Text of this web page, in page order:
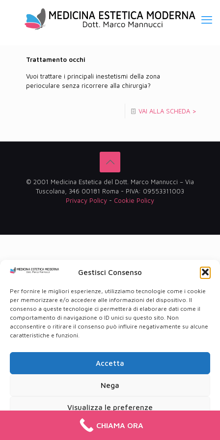
Gestisci Consenso
Per fornire le migliori esperienze, utilizziamo tecnologie come i cookie
per memorizzare e/o accedere alle informazioni del dispositivo. Il
consenso a queste tecnologie ci permetterà di elaborare dati come il
comportamento di navigazione o ID unici su questo sito. Non
acconsentire o ritirare il consenso può influire negativamente su alcune
caratteristiche e funzioni.
Accetta
Nega
Visualizza le preferenze
Cookie PolicyPrivacy Policy
Trattamento occhi
Vuoi trattare i principali inestetismi della zona
perioculare senza ricorrere alla chirurgia?
VAI ALLA SCHEDA >
© 2001 Medicina Estetica del Dott. Marco Mannucci – Via
Tuscolana, 346 00181 Roma - PIVA: 09553311003
Privacy Policy - Cookie Policy
CHIAMA ORA